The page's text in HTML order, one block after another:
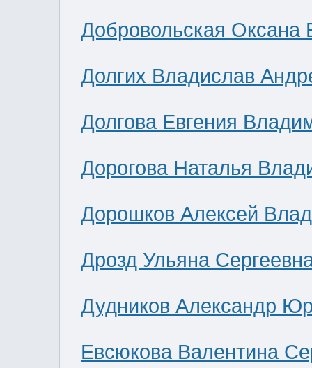
Добровольская Оксана
Долгих Владислав
Долгова Евгения
Дорогова Наталья
Дорошков Алексей
Дрозд Ульяна
Дудников Александр
Евсюкова Валентина